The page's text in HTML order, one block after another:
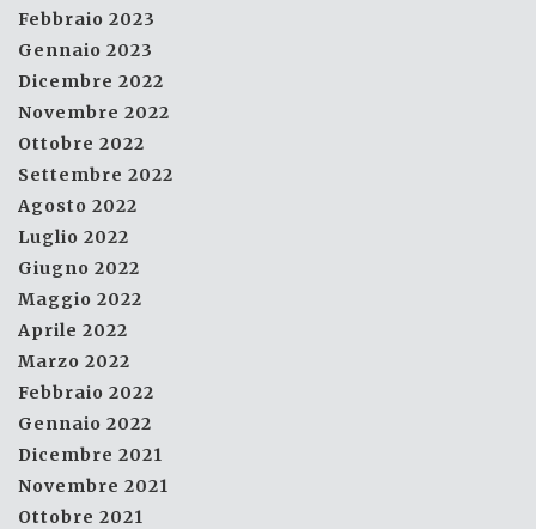
Febbraio 2023
Gennaio 2023
Dicembre 2022
Novembre 2022
Ottobre 2022
Settembre 2022
Agosto 2022
Luglio 2022
Giugno 2022
Maggio 2022
Aprile 2022
Marzo 2022
Febbraio 2022
Gennaio 2022
Dicembre 2021
Novembre 2021
Ottobre 2021